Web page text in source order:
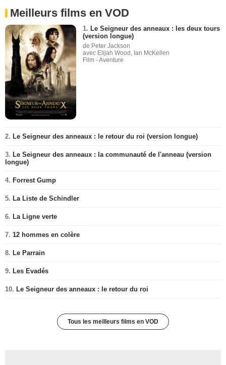
Meilleurs films en VOD
1. Le Seigneur des anneaux : les deux tours
(version longue)
de Peter Jackson
avec Elijah Wood, Ian McKellen
Film - Aventure
2. Le Seigneur des anneaux : le retour du roi (version longue)
3. Le Seigneur des anneaux : la communauté de l'anneau (version
longue)
4. Forrest Gump
5. La Liste de Schindler
6. La Ligne verte
7. 12 hommes en colère
8. Le Parrain
9. Les Evadés
10. Le Seigneur des anneaux : le retour du roi
Tous les meilleurs films en VOD